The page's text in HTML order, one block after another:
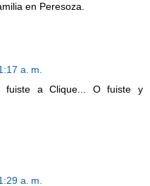
en Peresoza.
a. m.
fuiste a Clique... O fuiste y
a. m.